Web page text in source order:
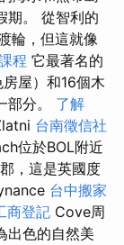
期。 從智利的
輪，但這就像
程 它最著名的
屋）和16個木
部分。 了解
台南徵信社
位於BOL附近
，這是英國度
台中搬家
商登記 Cove周
出色的自然美